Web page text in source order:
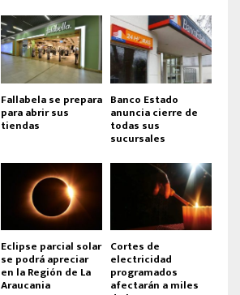
Fallabela se prepara
para abrir sus
tiendas
Banco Estado
anuncia cierre de
todas sus
sucursales
Eclipse parcial solar
se podrá apreciar
en la Región de La
Araucania
Cortes de
electricidad
programados
afectarán a miles